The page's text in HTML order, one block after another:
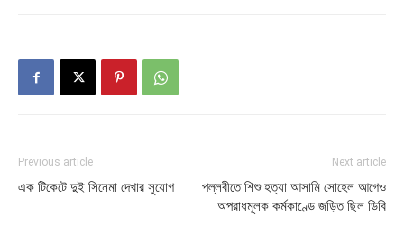
Previous article
এক টিকেটে দুই সিনেমা দেখার সুযোগ
Next article
পল্লবীতে শিশু হত্যা আসামি সোহেল আগেও
অপরাধমূলক কর্মকাণ্ডে জড়িত ছিল ডিবি